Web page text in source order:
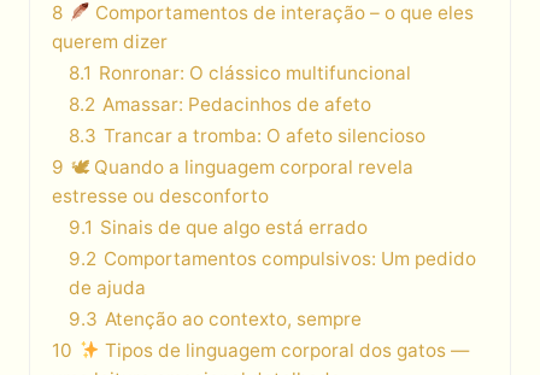
8
Comportamentos de interação – o que eles
querem dizer
8.1 Ronronar: O clássico multifuncional
8.2 Amassar: Pedacinhos de afeto
8.3 Trancar a tromba: O afeto silencioso
9 🕊 Quando a linguagem corporal revela
estresse ou desconforto
9.1 Sinais de que algo está errado
9.2 Comportamentos compulsivos: Um pedido
de ajuda
9.3 Atenção ao contexto, sempre
10
Tipos de linguagem corporal dos gatos —